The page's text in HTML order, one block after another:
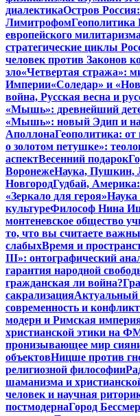
диалектикаОстров
Лимитрофом
европейского милитаризма
стратегические циклы
человек против Законов
зло«Четвертая стража»:
Империи«Соледар» и
война, Русская весна и
«Мышь»: древнейший
«Мышь»: новый Эдип и
АполлонаГеополитика: от
о золотом петушке»:
аспектВесенний подарок
ВоронежеНаука, Пушкин,
НовгородГудбай,
«Зеркало для героя»Наука
культуреФилософ Нина
монтеневское общество
то, что вы считаете
слабыхВремя и
III»: онтографический
гарантия народной
гражданская ли война?
сакрализация
современность и
модерн и Римская
христианской этики на
пронизывающее мир
объектовНицше против
религиозной философии
шаманизма и
человек и научная
постмодернаГород